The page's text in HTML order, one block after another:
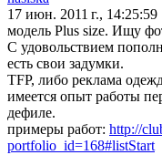
17 июн. 2011 г., 14:25:59
модель Plus size. Ищу
С удовольствием
есть свои задумки.
TFP, либо реклама
имеется опыт работы
дефиле.
примеры работ: http://
portfolio_id=168#listStart